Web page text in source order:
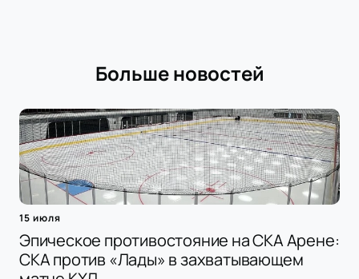
Больше новостей
15 июля
Эпическое противостояние на СКА Арене:
СКА против «Лады» в захватывающем